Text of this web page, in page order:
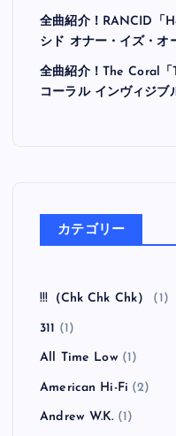
全曲紹介！RANCID「
シド オナー・イズ・オ
全曲紹介！The Coral
コーラル インヴィジブ
カテゴリー
!!!（Chk Chk Chk） (1)
311 (1)
All Time Low(1)
American Hi-Fi (2)
Andrew W.K. (1)